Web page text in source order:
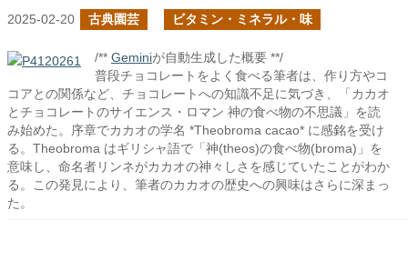
2025-02-20 古典園芸 ビタミン・ミネラル・味
/** Geminiが自動生成した概要 **/
普段チョコレートをよく食べる筆者は、作り方やコ
コアとの関係など、チョコレートへの知識不足に気づき、「カカオ
とチョコレートのサイエンス・ロマン 神の食べ物の不思議」を読
み始めた。序章でカカオの学名 *Theobroma cacao* に感銘を受け
る。Theobroma はギリシャ語で「神(theos)の食べ物(broma)」を
意味し、命名者リンネがカカオの神々しさを感じていたことがわか
る。この発見により、筆者のカカオの歴史への興味はさらに深まっ
た。